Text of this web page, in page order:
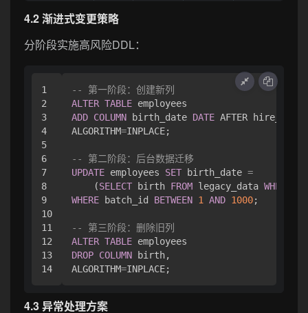
4.2 渐进式变更策略
分阶段实施高风险DDL：
1
2
3
4
5
6
7
8
9
10
11
12
13
-- 第一阶段：创建新列
ALTER TABLE
ADD COLUMN birth_date DATE AFTER hire_date,
ALGORITHM=INPLACE;
-- 第二阶段：后台数据迁移
UPDATE employees SET birth_date =
    (
SELECT birth FROM legacy_data WHERE
WHERE batch_id BETWEEN 1 AND 1000;
-- 第三阶段：删除旧列
ALTER TABLE
DROP COLUMN birth,
ALGORITHM=
4.3 异常处理方案